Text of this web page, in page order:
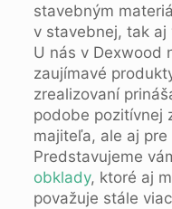
stavebným
v stavebnej, tak aj
U nás v Dexwood
zaujímavé
zrealizovaní
podobe pozitívnej
majiteľa, ale aj
Predstavujeme
obklady, ktoré aj
považuje stále